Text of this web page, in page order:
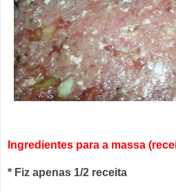
Ingredientes para a massa
* Fiz apenas 1/2 receita